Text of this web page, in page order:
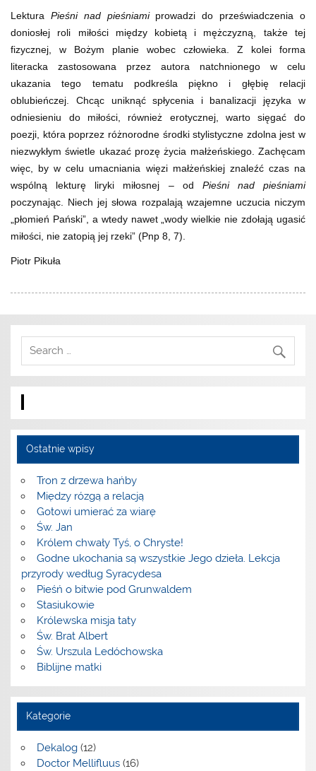
Lektura Pieśni nad pieśniamiprowadzi do przeświadczenia o
doniosłej roli miłości między kobietą i mężczyzną, także tej
fizycznej, w Bożym planie wobec człowieka. Z kolei forma
literacka zastosowana przez autora natchnionego w celu
ukazania tego tematu podkreśla piękno i głębię relacji
oblubieńczej. Chcąc uniknąć spłycenia i banalizacji języka w
odniesieniu do miłości, również erotycznej, warto sięgać do
poezji, która poprzez różnorodne środki stylistyczne zdolna jest w
niezwykłym świetle ukazać prozę życia małżeńskiego. Zachęcam
więc, by w celu umacniania więzi małżeńskiej znaleźć czas na
wspólną lekturę liryki miłosnej – od Pieśni nad pieśniami
poczynając. Niech jej słowa rozpalają wzajemne uczucia niczym
„płomień Pański”, a wtedy nawet „wody wielkie nie zdołają ugasić
miłości, nie zatopią jej rzeki” (Pnp 8, 7).
Piotr Pikuła
Ostatnie wpisy
Tron z drzewa hańby
Między rózgą a relacją
Gotowi umierać za wiarę
Św. Jan
Królem chwały Tyś, o Chryste!
Godne ukochania są wszystkie Jego dzieła. Lekcja
przyrody według Syracydesa
Pieśń o bitwie pod Grunwaldem
Stasiukowie
Królewska misja taty
Św. Brat Albert
Św. Urszula Ledóchowska
Biblijne matki
Kategorie
Dekalog(12)
Doctor Mellifluus(16)